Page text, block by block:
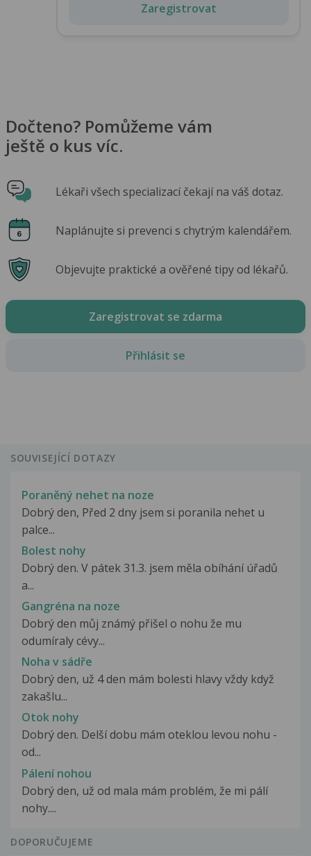
Zaregistrovat
Dočteno? Pomůžeme vám
ještě o kus víc.
Lékaři všech specializací čekají na váš dotaz.
Naplánujte si prevenci s chytrým kalendářem.
Objevujte praktické a ověřené tipy od lékařů.
Zaregistrovat se zdarma
Přihlásit se
SOUVISEJÍCÍ DOTAZY
Poraněný nehet na noze
Dobrý den, Před 2 dny jsem si poranila nehet u
palce...
Bolest nohy
Dobrý den. V pátek 31.3. jsem měla obíhání úřadů
a...
Gangréna na noze
Dobrý den můj známý přišel o nohu že mu
odumíraly cévy...
Noha v sádře
Dobrý den, už 4 den mám bolesti hlavy vždy když
zakašlu...
Otok nohy
Dobrý den. Delší dobu mám oteklou levou nohu -
od...
Pálení nohou
Dobrý den, už od mala mám problém, že mi pálí
nohy....
DOPORUČUJEME